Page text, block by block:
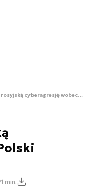
UE reaguje na rosyjską cyberagresję wobec Polski
1 min.